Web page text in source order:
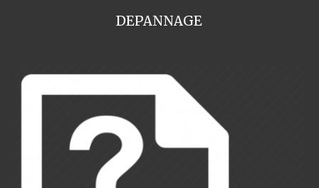
DEPANNAGE